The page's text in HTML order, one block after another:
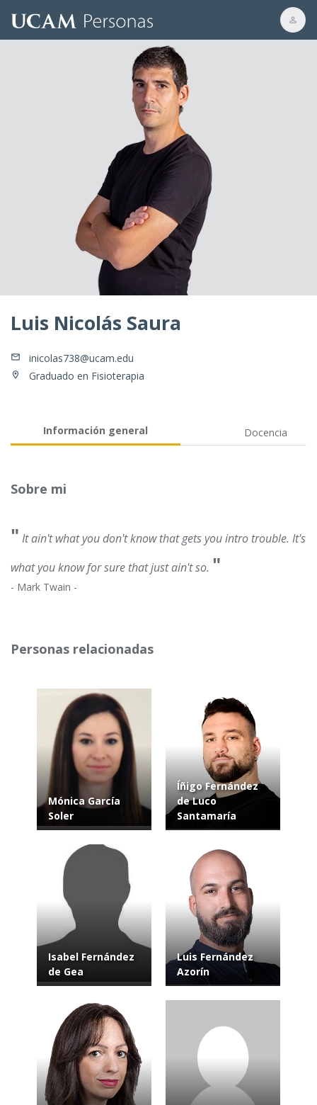
Luis Nicolás Saura
inicolas738@ucam.edu
Graduado en Fisioterapia
Información general Docencia
Sobre mi
" It ain't what you don't know that gets you intro trouble. It's
what you know for sure that just ain't so. "
- Mark Twain -
Personas relacionadas
Mónica García
Soler
Íñigo Fernández
de Luco
Santamaría
Isabel Fernández
de Gea
Luis Fernández
Azorín